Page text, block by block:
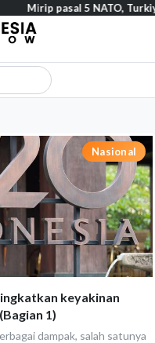
Nasional
keyakinan
1)
dampak, salah satunya
pasal 5 NATO, Turkiye